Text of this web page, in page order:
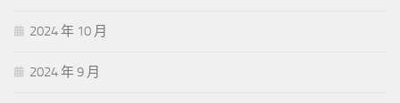
2024 年 10 月
2024 年 9 月